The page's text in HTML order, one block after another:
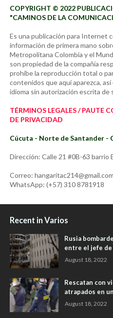
COPYRIGHT © 2022
"CAMINOS DE LA
Es una publicación para Internet
información de primera mano
Metropolitana Colombia y el
son propiedad de la compañía
prohíbe la reproducción total o
contenidos que aquí aparezca,
idioma sin autorización escrita de
TÉRMINOS LEGALES / PAUTE
DE PRIVACIDAD
Cúcuta - Norte de Santander -
Dirección: Calle 21 #0B-63 barrio
Correo: hangaritac214@gmail.com
WhatsApp: (+57) 310 8781918
Recent in Varios
Rusia
entre el jefe de
August 18, 2022
Rescatan con
atrapados en
August 18, 2022